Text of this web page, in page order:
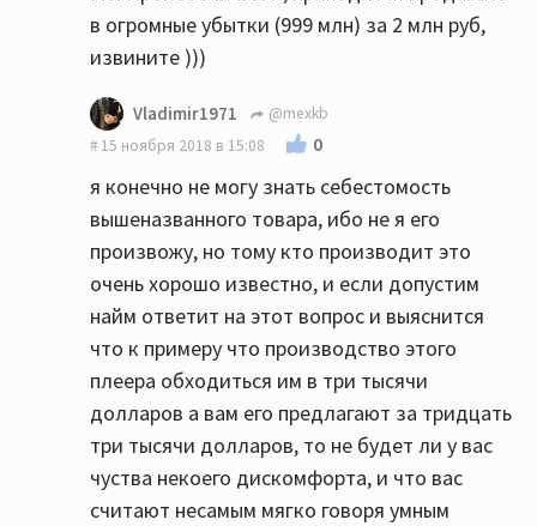
в огромные убытки (999 млн) за 2 млн руб,
извините )))
Vladimir1971
@mexkb
15 ноября 2018 в 15:08
0
я конечно не могу знать себестомость
вышеназванного товара, ибо не я его
произвожу, но тому кто производит это
очень хорошо известно, и если допустим
найм ответит на этот вопрос и выяснится
что к примеру что производство этого
плеера обходиться им в три тысячи
долларов а вам его предлагают за тридцать
три тысячи долларов, то не будет ли у вас
чуства некоего дискомфорта, и что вас
считают несамым мягко говоря умным